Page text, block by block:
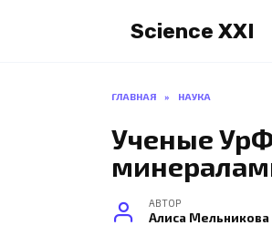
Science XXI
ГЛАВНАЯ » НАУКА
Ученые
АВТОР
Алиса Мельникова